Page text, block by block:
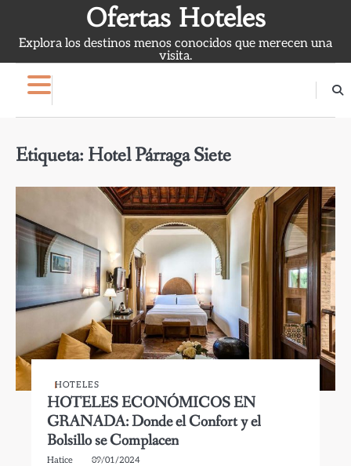
content
Ofertas Hoteles
Explora los destinos menos conocidos que merecen una
visita.
Etiqueta: Hotel Párraga Siete
HOTELES
HOTELES ECONÓMICOS EN
GRANADA: Donde el Confort y el
Bolsillo se Complacen
Hatice 09/01/2024